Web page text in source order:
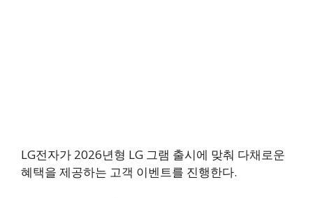
LG전자가 2026년형 LG 그램 출시에 맞춰 다채로운
혜택을 제공하는 고객 이벤트를 진행한다.